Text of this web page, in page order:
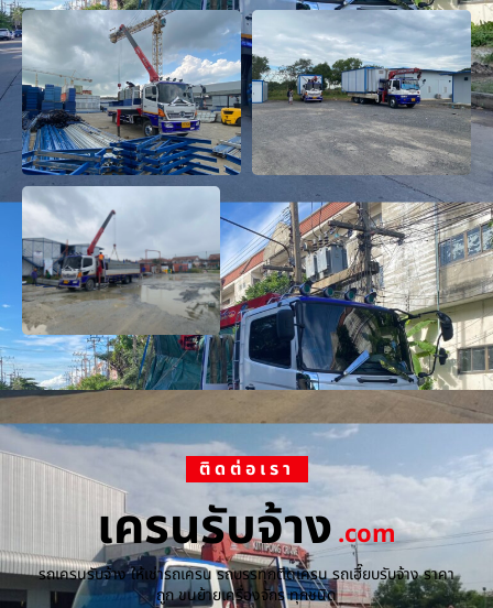
ติดต่อเรา
เครนรับจ้าง.com
รถเครนรับจ้าง ให้เช่ารถเครน รถบรรทุกติดเครน รถเฮี๊ยบรับจ้าง ราคา
ถูก ขนย้ายเครื่องจักร ทุกชนิด